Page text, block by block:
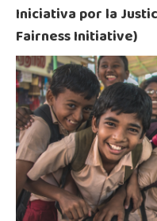
Iniciativa por la
Fairness Initiative)